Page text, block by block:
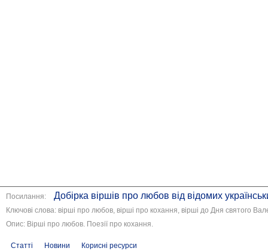
Посилання: Добірка віршів про любов від відомих
Ключові слова: вірші про любов, вірші про кохання, вірші до Дня святого
Опис: Вірші про любов. Поезії про кохання.
Статті Новини Корисні ресурси